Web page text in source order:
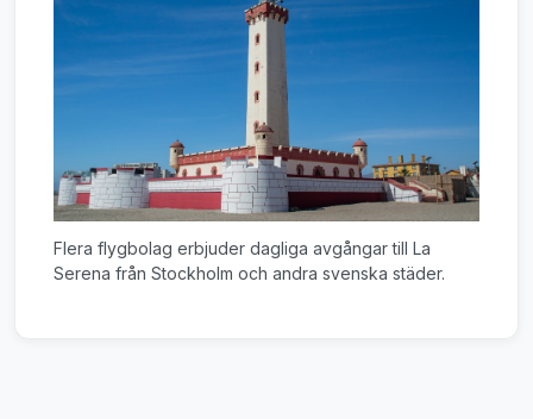
Flera flygbolag erbjuder dagliga avgångar till La
Serena från Stockholm och andra svenska städer.